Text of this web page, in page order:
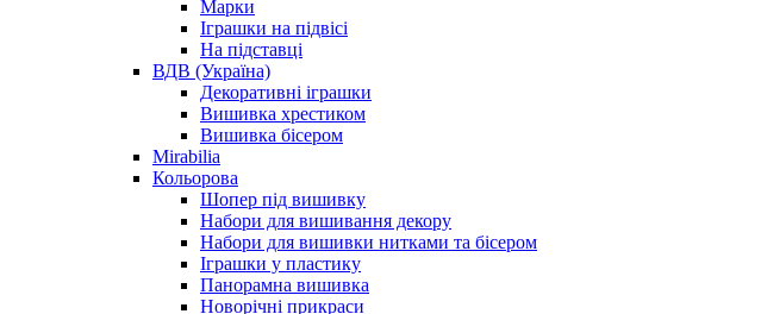
Марки
Іграшки на підвісі
На підставці
ВДВ (Україна)
Декоративні іграшки
Вишивка хрестиком
Вишивка бісером
Mirabilia
Кольорова
Шопер під вишивку
Набори для вишивання декору
Набори для вишивки нитками та бісером
Іграшки у пластику
Панорамна вишивка
Новорічні прикраси